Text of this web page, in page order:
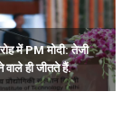
में PM मोदी: तेजी
ही जीतते हैं.